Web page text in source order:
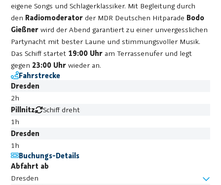
eigene Songs und Schlagerklassiker. Mit Begleitung durch
den Radiomoderatorder MDR Deutschen Hitparade Bodo
Gießner wird der Abend garantiert zu einer unvergesslichen
Partynacht mit bester Laune und stimmungsvoller Musik.
Das Schiff startet 19:00 Uhr am Terrassenufer und legt
gegen 23:00 Uhr wieder an.
Fahrstrecke
Dresden
2h
Pillnitz
Schiff dreht
1h
Dresden
1h
Buchungs-Details
Abfahrt ab
Dresden